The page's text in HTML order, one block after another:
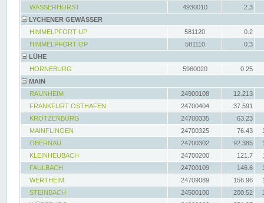
WASSERHORST
4930010
2.3
LYCHENER GEWÄSSER
HIMMELPFORT UP
581120
0.2
HIMMELPFORT OP
581110
0.3
LÜHE
HORNEBURG
5960020
0.25
MAIN
RAUNHEIM
24900108
12.213
FRANKFURT OSTHAFEN
24700404
37.591
KROTZENBURG
24700335
63.23
MAINFLINGEN
24700325 76.43
OBERNAU
24700302 92.385
KLEINHEUBACH
24700200 121.7
FAULBACH
24700109 146.6
WERTHEIM
24709089 156.96
STEINBACH
24500100 200.52